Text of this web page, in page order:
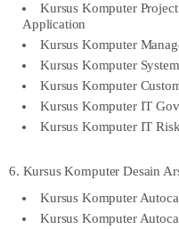
Kursus Komputer
Application
Kursus Komputer
Kursus Komputer
Kursus Komputer
Kursus Komputer IT
Kursus Komputer IT
6. Kursus Komputer Desain
Kursus Komputer
Kursus Komputer